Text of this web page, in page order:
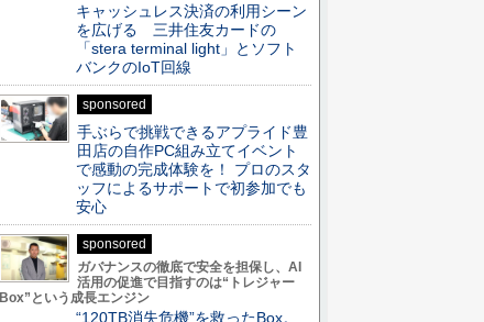
キャッシュレス決済の利用シーン
を広げる 三井住友カードの
「stera terminal light」とソフト
バンクのIoT回線
sponsored
手ぶらで挑戦できるアプライド豊
田店の自作PC組み立てイベント
で感動の完成体験を！ プロのスタ
ッフによるサポートで初参加でも
安心
sponsored
ガバナンスの徹底で安全を担保し、AI
活用の促進で目指すのは“トレジャー
Box”という成長エンジン
“120TB消失危機”を救ったBox。